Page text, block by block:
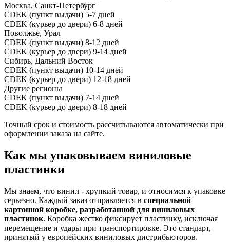
Москва, Санкт-Петербург
CDEK (пункт выдачи) 5-7 дней
CDEK (курьер до двери) 6-8 дней
Поволжье, Урал
CDEK (пункт выдачи) 8-12 дней
CDEK (курьер до двери) 9-14 дней
Сибирь, Дальний Восток
CDEK (пункт выдачи) 10-14 дней
CDEK (курьер до двери) 12-18 дней
Другие регионы
CDEK (пункт выдачи) 7-14 дней
CDEK (курьер до двери) 8-18 дней
Точный срок и стоимость рассчитываются автоматически при
оформлении заказа на сайте.
Как мы упаковываем виниловые
пластинки
Мы знаем, что винил - хрупкий товар, и относимся к упаковке
серьезно. Каждый заказ отправляется в специальной
картонной коробке, разработанной для виниловых
пластинок. Коробка жестко фиксирует пластинку, исключая
перемещение и удары при транспортировке. Это стандарт,
принятый у европейских виниловых дистрибьюторов.